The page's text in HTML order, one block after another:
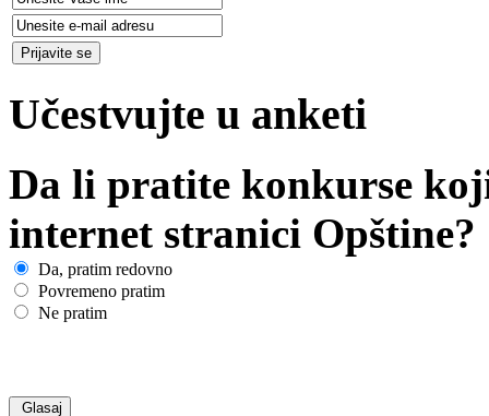
Učestvujte u anketi
Da li pratite konkurse
internet stranici Opštine?
Da, pratim redovno
Povremeno pratim
Ne pratim